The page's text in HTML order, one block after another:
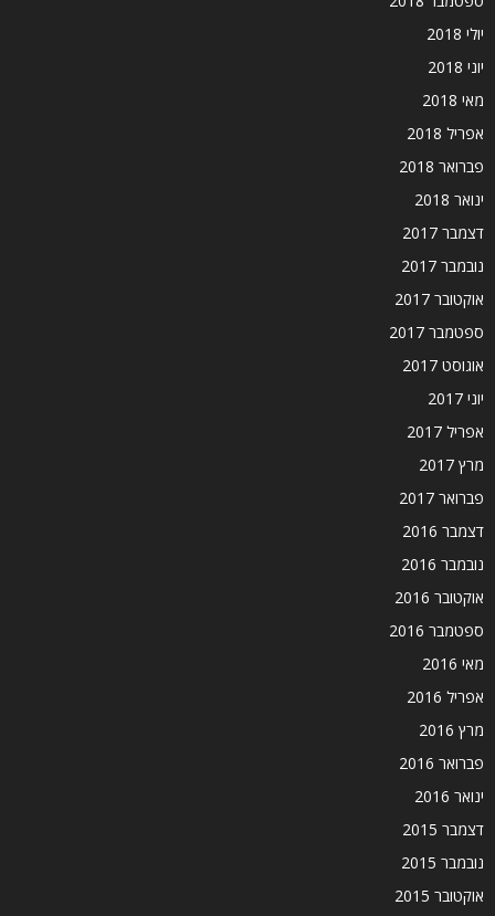
יולי 2018
יוני 2018
מאי 2018
אפריל 2018
פברואר 2018
ינואר 2018
דצמבר 2017
נובמבר 2017
אוקטובר 2017
ספטמבר 2017
אוגוסט 2017
יוני 2017
אפריל 2017
מרץ 2017
פברואר 2017
דצמבר 2016
נובמבר 2016
אוקטובר 2016
ספטמבר 2016
מאי 2016
אפריל 2016
מרץ 2016
פברואר 2016
ינואר 2016
דצמבר 2015
נובמבר 2015
אוקטובר 2015